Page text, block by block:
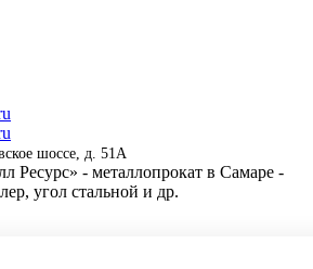
шоссе, д. 51А
Ресурс» - металлопрокат в Самаре -
угол стальной и др.